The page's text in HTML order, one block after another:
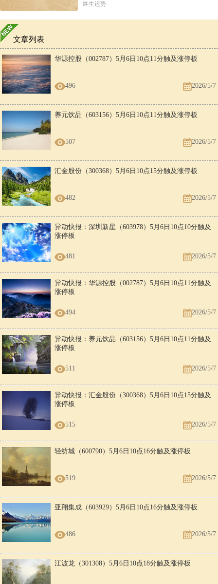
终生运势
文章列表
华源控股（002787）5月6日10点11分触及涨停板
496 2026/5/7
养元饮品（603156）5月6日10点11分触及涨停板
507 2026/5/7
汇金股份（300368）5月6日10点15分触及涨停板
482 2026/5/7
异动快报：深圳新星（603978）5月6日10点10分触及
涨停板
481 2026/5/7
异动快报：华源控股（002787）5月6日10点11分触及
涨停板
494 2026/5/7
异动快报：养元饮品（603156）5月6日10点11分触及
涨停板
511 2026/5/7
异动快报：汇金股份（300368）5月6日10点15分触及
涨停板
515 2026/5/7
轻纺城（600790）5月6日10点16分触及涨停板
519 2026/5/7
亚翔集成（603929）5月6日10点16分触及涨停板
486 2026/5/7
江波龙（301308）5月6日10点18分触及涨停板